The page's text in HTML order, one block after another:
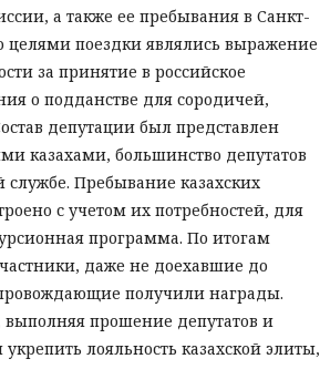
а также ее пребывания в Санкт-
целями поездки являлись выражение
за принятие в российское
о подданстве для сородичей,
депутации был представлен
казахами, большинство депутатов
службе. Пребывание казахских
с учетом их потребностей, для
программа. По итогам
даже не доехавшие до
получили награды.
прошение депутатов и
лояльность казахской элиты,